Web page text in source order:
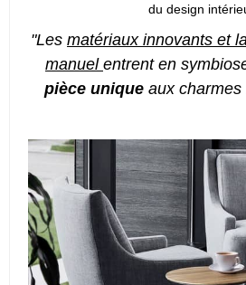
du design
"Les matériaux innovants et
manuel entrent en
pièce unique aux